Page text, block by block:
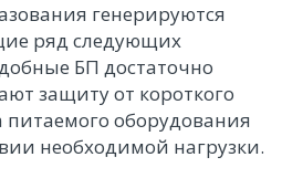
генерируются
ряд следующих
БП достаточно
защиту от короткого
оборудования
необходимой нагрузки.